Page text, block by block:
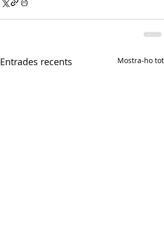
Entrades recents Mostra-ho tot